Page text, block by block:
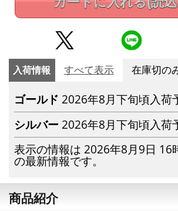
入荷情報 すべて表示 在庫切の
ゴールド 2026年8月下旬頃入荷
シルバー 2026年8月下旬頃入荷
表示の情報は 2026年8月9日 16
の最新情報です。
商品紹介